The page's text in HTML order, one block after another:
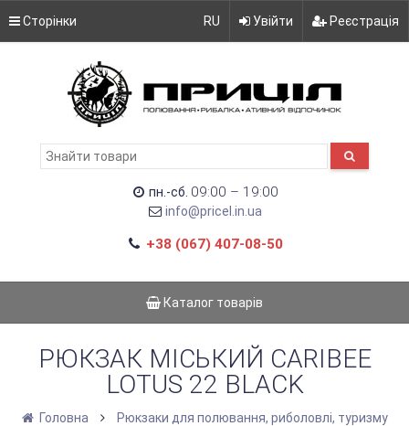
Сторінки RU Увійти Реєстрація
пн.-сб. 09:00 – 19:00
info@pricel.in.ua
+38 (067) 407-08-50
Каталог товарів
РЮКЗАК МІСЬКИЙ CARIBEE
LOTUS 22 BLACK
Головна
Рюкзаки для полювання, риболовлі, туризму